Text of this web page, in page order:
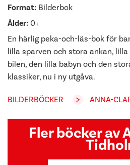
Format: Bilderbok
Ålder: 0+
En härlig peka-och-läs-bok för
lilla sparven och stora ankan,
bilen, den lilla babyn och den
klassiker, nu i ny utgåva.
BILDERBÖCKER ANNA-
Fler böcker av